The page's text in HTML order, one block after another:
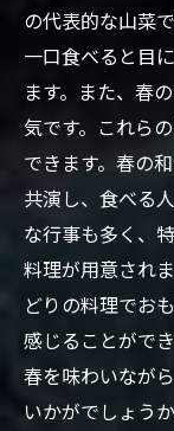
の代表的な山菜
一口食べると目
ます。また、春
気です。これら
できます。春の
共演し、食べる
な行事も多く、
料理が用意され
どりの料理でお
感じることがで
春を味わいなが
いかがでしょうか